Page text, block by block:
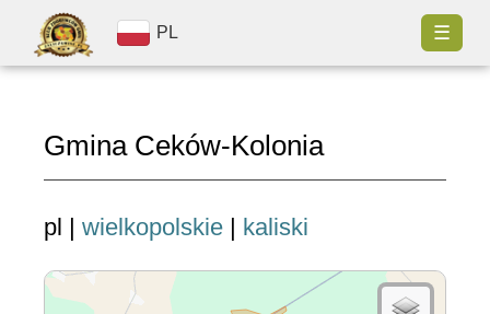
PL ☰
Gmina Ceków-Kolonia
pl | wielkopolskie | kaliski